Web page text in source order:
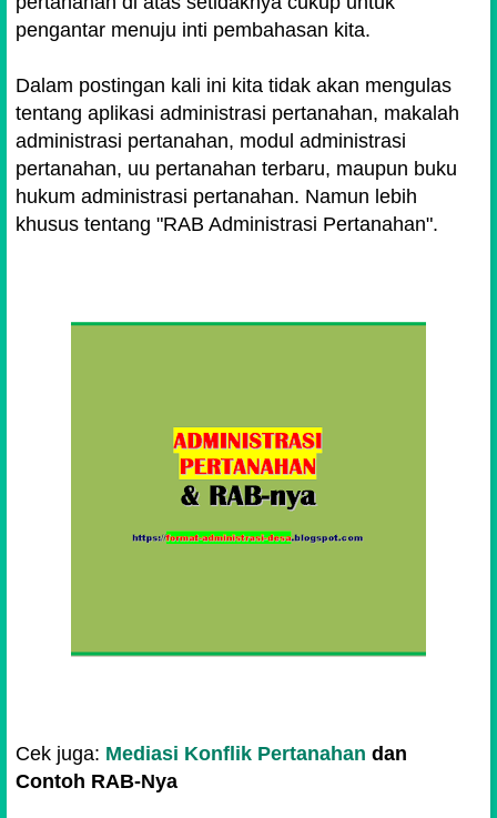
pengantar menuju inti pembahasan kita.
Dalam postingan kali ini kita tidak akan mengulas
tentang aplikasi administrasi pertanahan, makalah
administrasi pertanahan, modul administrasi
pertanahan, uu pertanahan terbaru, maupun buku
hukum administrasi pertanahan. Namun lebih
khusus tentang "RAB Administrasi Pertanahan".
Cek juga: Mediasi Konflik Pertanahan dan
Contoh RAB-Nya